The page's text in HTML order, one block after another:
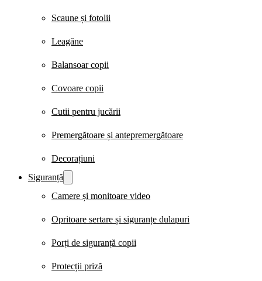
Scaune și fotolii
Leagăne
Balansoar copii
Covoare copii
Cutii pentru jucării
Premergătoare și antepremergătoare
Decorațiuni
Siguranță
Camere și monitoare video
Opritoare sertare și siguranțe dulapuri
Porți de siguranță copii
Protecții priză